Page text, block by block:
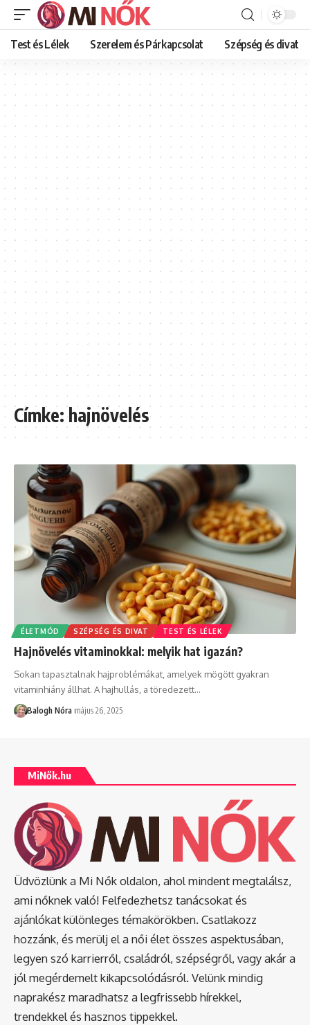
Test és Lélek Szerelem és Párkapcsolat Szépség és divat
Címke:hajnövelés
ÉLETMÓD SZÉPSÉG ÉS DIVAT TEST ÉS LÉLEK
Hajnövelés vitaminokkal: melyik hat igazán?
Sokan tapasztalnak hajproblémákat, amelyek mögött gyakran
vitaminhiány állhat. A hajhullás, a töredezett…
Balogh Nóra május 26, 2025
MiNők.hu
Üdvözlünk a Mi Nők oldalon, ahol mindent megtalálsz,
ami nőknek való! Felfedezhetsz tanácsokat és
ajánlókat különleges témakörökben. Csatlakozz
hozzánk, és merülj el a női élet összes aspektusában,
legyen szó karrierről, családról, szépségről, vagy akár a
jól megérdemelt kikapcsolódásról. Velünk mindig
naprakész maradhatsz a legfrissebb hírekkel,
trendekkel és hasznos tippekkel.